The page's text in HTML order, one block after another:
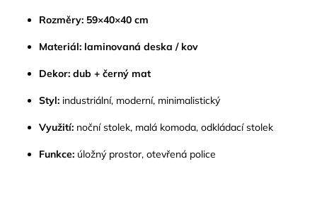
Rozměry: 59×40×40 cm
Materiál: laminovaná deska / kov
Dekor: dub + černý mat
Styl: industriální, moderní, minimalistický
Využití: noční stolek, malá komoda, odkládací stolek
Funkce: úložný prostor, otevřená police